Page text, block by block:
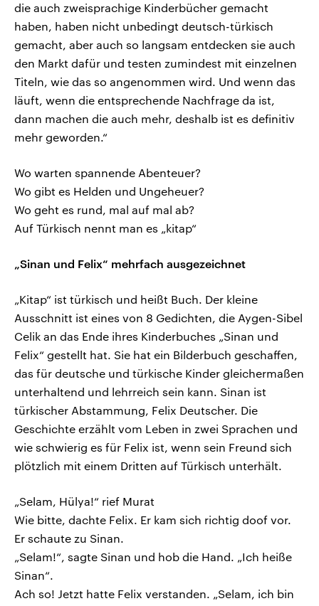
die auch zweisprachige Kinderbücher gemacht
haben, haben nicht unbedingt deutsch-türkisch
gemacht, aber auch so langsam entdecken sie auch
den Markt dafür und testen zumindest mit einzelnen
Titeln, wie das so angenommen wird. Und wenn das
läuft, wenn die entsprechende Nachfrage da ist,
dann machen die auch mehr, deshalb ist es definitiv
mehr geworden.“
Wo warten spannende Abenteuer?
Wo gibt es Helden und Ungeheuer?
Wo geht es rund, mal auf mal ab?
Auf Türkisch nennt man es „kitap“
„Sinan und Felix“ mehrfach ausgezeichnet
„Kitap“ ist türkisch und heißt Buch. Der kleine
Ausschnitt ist eines von 8 Gedichten, die Aygen-Sibel
Celik an das Ende ihres Kinderbuches „Sinan und
Felix“ gestellt hat. Sie hat ein Bilderbuch geschaffen,
das für deutsche und türkische Kinder gleichermaßen
unterhaltend und lehrreich sein kann. Sinan ist
türkischer Abstammung, Felix Deutscher. Die
Geschichte erzählt vom Leben in zwei Sprachen und
wie schwierig es für Felix ist, wenn sein Freund sich
plötzlich mit einem Dritten auf Türkisch unterhält.
„Selam, Hülya!“ rief Murat
Wie bitte, dachte Felix. Er kam sich richtig doof vor.
Er schaute zu Sinan.
„Selam!“, sagte Sinan und hob die Hand. „Ich heiße
Sinan“.
Ach so! Jetzt hatte Felix verstanden. „Selam, ich bin